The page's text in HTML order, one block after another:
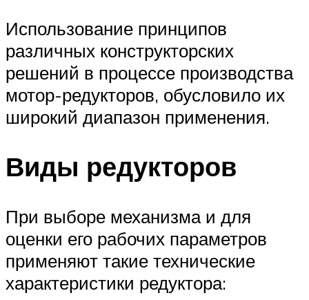
Использование принципов
различных конструкторских
решений в процессе производства
мотор-редукторов, обусловило их
широкий диапазон применения.
Виды редукторов
При выборе механизма и для
оценки его рабочих параметров
применяют такие технические
характеристики редуктора: